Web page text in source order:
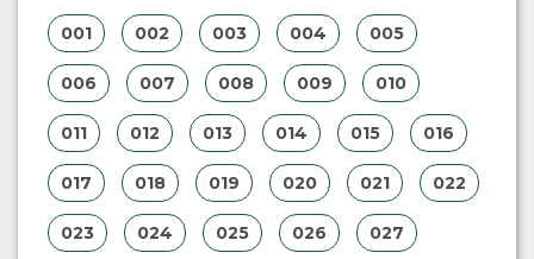
001 002 003 004 005
006 007 008 009 010
011 012 013 014 015 016
017 018 019 020 021 022
023 024 025 026 027